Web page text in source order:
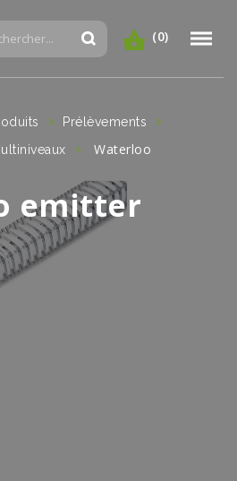
(0)
Prélèvements
Waterloo
emitter